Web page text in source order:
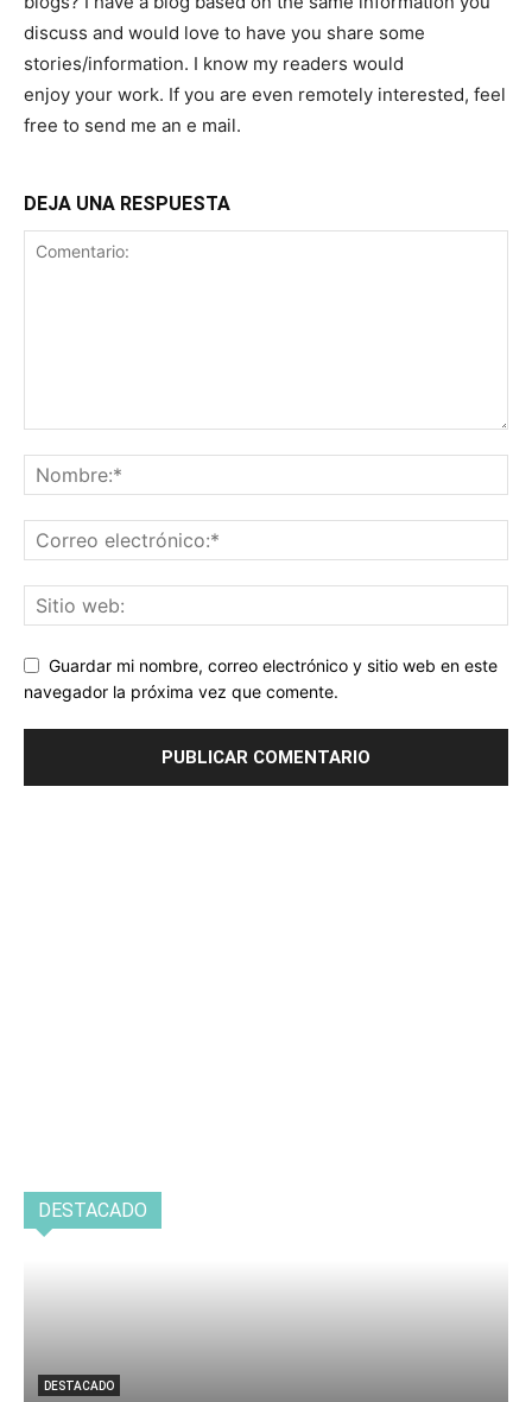
discuss and would love to have you share some
stories/information. I know my readers would
enjoy your work. If you are even remotely interested, feel
free to send me an e mail.
DEJA UNA RESPUESTA
Guardar mi nombre, correo electrónico y sitio web en este
navegador la próxima vez que comente.
DESTACADO
DESTACADO